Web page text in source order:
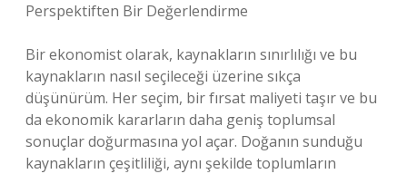
Perspektiften Bir Değerlendirme
Bir ekonomist olarak, kaynakların sınırlılığı ve bu
kaynakların nasıl seçileceği üzerine sıkça
düşünürüm. Her seçim, bir fırsat maliyeti taşır ve bu
da ekonomik kararların daha geniş toplumsal
sonuçlar doğurmasına yol açar. Doğanın sunduğu
kaynakların çeşitliliği, aynı şekilde toplumların